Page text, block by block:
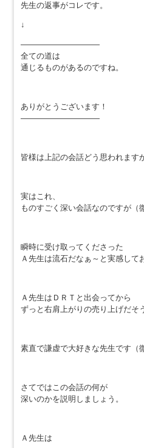
先生の返事がコレです。
↓
——————————
全ての道は
通じるものがあるのですね。
ありがとうございます！
——————————
皆様は上記の会話どう思われます
実はこれ、
ものすごく深い会話なのですが（
瞬時に受け取ってくださった
Ａ先生は流石だなぁ～と実感して
Ａ先生はＤＲＴと出会ってから
ずっと右肩上がりの売り上げだそ
素直で謙虚で大好きな先生です（
さてではこの会話の何が
深いのかを説明しましょう。
Ａ先生は